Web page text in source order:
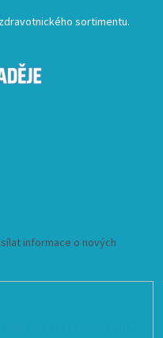
sortimentu.
informace o nových